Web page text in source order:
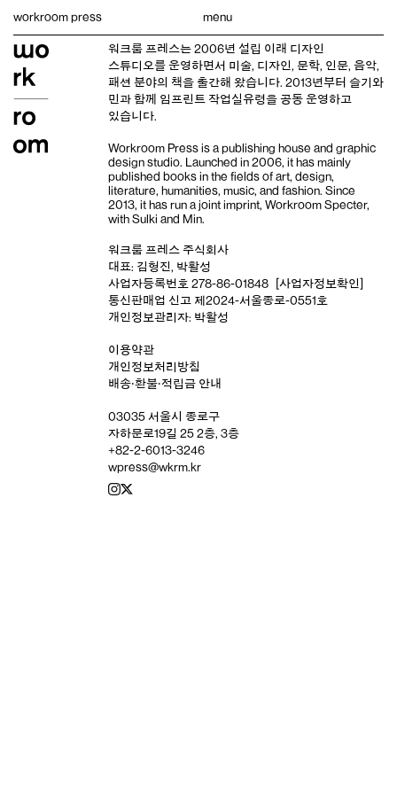
workroom press menu
워크룸 프레스는 2006년 설립 이래 디자인
스튜디오를 운영하면서 미술, 디자인, 문학, 인문, 음악,
패션 분야의 책을 출간해 왔습니다. 2013년부터 슬기와
민과 함께 임프린트 작업실유령을 공동 운영하고
있습니다.
Workroom Press is a publishing house and graphic
design studio. Launched in 2006, it has mainly
published books in the fields of art, design,
literature, humanities, music, and fashion. Since
2013, it has run a joint imprint, Workroom Specter,
with Sulki and Min.
워크룸 프레스 주식회사
대표: 김형진, 박활성
사업자등록번호 278-86-01848
[사업자정보확인]
통신판매업 신고 제2024-서울종로-0551호
개인정보관리자: 박활성
이용약관
개인정보처리방침
배송‧환불‧적립금 안내
03035 서울시 종로구
자하문로19길 25 2층, 3층
+82-2-6013-3246
wpress@wkrm.kr